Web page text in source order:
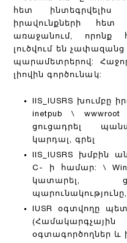
հետ ինտեգրվելիս
իրավունքների
առաջանում, որոնք
լուծվում են
պարամետրերով:
լիովին գործունակ:
IIS_IUSRS խումբը
inetpub \
ցուցադրել
կարդալ, գրել
IIS_IUSRS խմբին
C- ի համար: \
կատարել,
IUSR օգտվողը
օգտագործողներ և